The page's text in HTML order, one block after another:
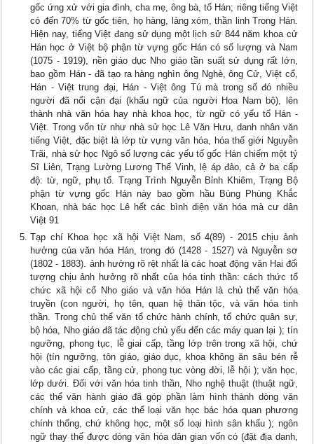
gốc ứng xử với gia đình, cha mẹ, ông bà, tổ Hán; riêng tiếng Việt
có đến 70% từ gốc tiên, họ hàng, làng xóm, thần linh Trong Hán.
Hiện nay, tiếng Việt đang sử dụng một lịch sử 844 năm khoa cử
Hán học ở Việt bộ phận từ vựng gốc Hán có số lượng và Nam
(1075 - 1919), nền giáo dục Nho giáo tần suất sử dụng rất lớn,
bao gồm Hán - đã tạo ra hàng nghìn ông Nghè, ông Cử, Việt cổ,
Hán - Việt trung đại, Hán - Việt ông Tú mà trong số đó nhiều
người đã nổi cận đại (khẩu ngữ của người Hoa Nam bộ), lên
thành nhà văn hóa hay nhà khoa học, từ ngữ có yếu tố Hán -
Việt. Trong vốn từ như nhà sử học Lê Văn Hưu, danh nhân văn
tiếng Việt, đặc biệt là lớp từ vựng văn hóa, hóa thế giới Nguyễn
Trãi, nhà sử học Ngô số lượng các yếu tố gốc Hán chiếm một tỷ
Sĩ Liên, Trạng Lường Lương Thế Vinh, lệ áp đảo, cả ở ba cấp
độ: từ, ngữ, phụ tố. Trạng Trình Nguyễn Bỉnh Khiêm, Trạng Bộ
phận từ vựng gốc Hán này bao gồm hầu Bùng Phùng Khắc
Khoan, nhà bác học Lê hết các bình diện văn hóa mà cư dân
Việt 91
Tạp chí Khoa học xã hội Việt Nam, số 4(89) - 2015 chịu ảnh
hưởng của văn hóa Hán, trong đó (1428 - 1527) và Nguyễn sơ
(1802 - 1883). ảnh hưởng rõ rệt nhất là các hoạt động văn Hai đối
tượng chịu ảnh hưởng rõ nhất của hóa tinh thần: cách thức tổ
chức xã hội cổ Nho giáo và văn hóa Hán là chủ thể văn hóa
truyền (con người, họ tên, quan hệ thân tộc, và văn hóa tinh
thần. Trong chủ thể văn tổ chức hành chính, tổ chức quân sự,
bộ hóa, Nho giáo đã tác động chủ yếu đến các máy quan lại ); tín
ngưỡng, phong tục, lễ giai cấp, tầng lớp trên trong xã hội, chứ
hội (tín ngưỡng, tôn giáo, giáo dục, khoa không ăn sâu bén rễ
vào các giai cấp, tầng cử, phong tục vòng đời, lễ hội ); văn học,
lớp dưới. Đối với văn hóa tinh thần, Nho nghệ thuật (thuật ngữ,
các thể văn hành giáo đã góp phần làm hình thành dòng văn
chính và khoa cử, các thể loại văn học bác hóa quan phương
chính thống, chứ không học, một số loại hình sân khấu ); ngôn
ngữ thay thế được dòng văn hóa dân gian vốn có (đặt địa danh,